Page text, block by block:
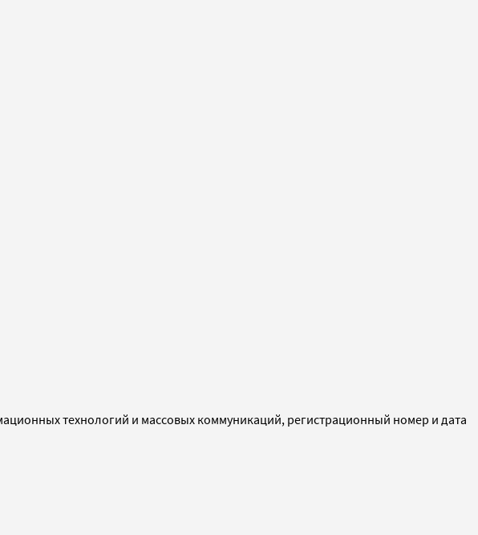
технологий и массовых коммуникаций, регистрационный номер и дата